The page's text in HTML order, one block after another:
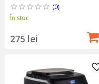
(0)
În stoc
275 lei